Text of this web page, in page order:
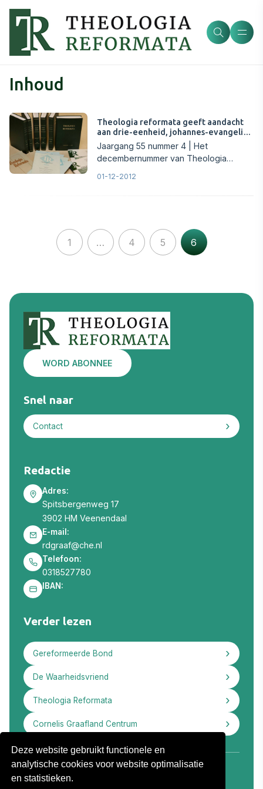
Inhoud
Theologia reformata geeft aandacht
aan drie-eenheid, johannes-evangelie,
barth en van de beek
Jaargang 55 nummer 4 | Het
decembernummer van Theologia
01-12-2012
1 … 4 5 6
WORD ABONNEE
Snel naar
Contact
Redactie
Adres:
Spitsbergenweg 17
3902 HM Veenendaal
E-mail:
rdgraaf@che.nl
Telefoon:
0318527780
IBAN:
Verder lezen
Gereformeerde Bond
De Waarheidsvriend
Theologia Reformata
Cornelis Graafland Centrum
Deze website gebruikt functionele en
analytische cookies voor website optimalisatie
en statistieken.